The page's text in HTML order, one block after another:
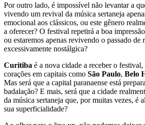
Por outro lado, é impossível não levantar a
vivendo um revival da música sertaneja
emocional aos clássicos, ou este gênero
a oferecer? O festival repetirá a boa
ou estaremos apenas revivendo o passado de
excessivamente nostálgica?
Curitiba é a nova cidade a receber o
corações em capitais como São Paulo, Belo
Mas será que a capital paranaense está
badalação? E mais, será que a cidade
da música sertaneja que, por muitas vezes, é
sua superficialidade?